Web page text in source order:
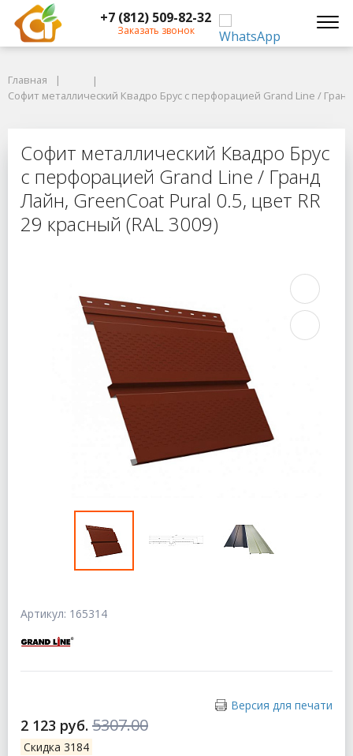
+7 (812) 509-82-32
Заказать звонок
Софит металлический Квадро Брус с перфорацией Grand Line / Гранд
Софит металлический Квадро
Главная
Софит металлический Квадро Брус с перфорацией Grand Line /
Софит металлический Квадро Брус
с перфорацией Grand Line / Гранд
Лайн, GreenCoat Pural 0.5, цвет RR
29 красный (RAL 3009)
Артикул: 165314
Версия для печати
2 123 руб. 5307.00
Скидка 3184